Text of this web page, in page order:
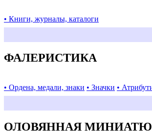
• Книги, журналы, каталоги
ФАЛЕРИСТИКА
• Ордена, медали, знаки • Значки •
ОЛОВЯННАЯ